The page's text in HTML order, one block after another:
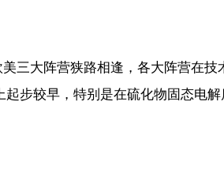
三大阵营狭路相逢，各大阵营在
步较早，特别是在硫化物固态电